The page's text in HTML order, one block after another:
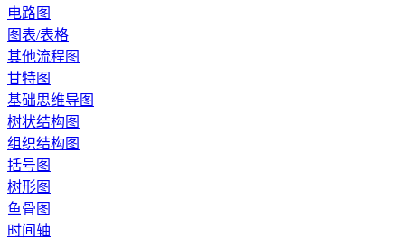
电路图
图表/表格
其他流程图
甘特图
基础思维导图
树状结构图
组织结构图
括号图
树形图
鱼骨图
时间轴